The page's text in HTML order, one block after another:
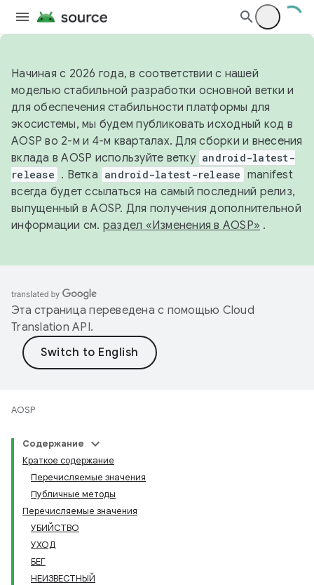
Начиная с 2026 года, в соответствии с нашей
моделью стабильной разработки основной ветки и
для обеспечения стабильности платформы для
экосистемы, мы будем публиковать исходный код в
AOSP во 2-м и 4-м кварталах. Для сборки и внесения
вклада в AOSP используйте ветку android-latest-
release . Ветка android-latest-release manifest
всегда будет ссылаться на самый последний релиз,
выпущенный в AOSP. Для получения дополнительной
информации см. раздел «Изменения в AOSP» .
Эта страница переведена с помощью Cloud
Translation API.
AOSP
Содержание
Краткое содержание
Перечисляемые значения
Публичные методы
Перечисляемые значения
УБИЙСТВО
УХОД
БЕГ
НЕИЗВЕСТНЫЙ